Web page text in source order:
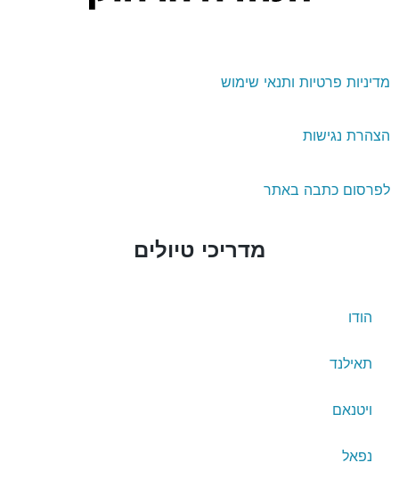
פרטיות ותנאי שימוש
נגישות
כתבה באתר
מדריכי טיולים
הודו
תאילנד
ויטנאם
נפאל